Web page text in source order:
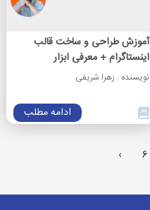
آموزش طراحی و ساخت قالب
اینستاگرام + معرفی ابزار
نویسنده : زهرا شریفی
ادامه مطلب
6
›